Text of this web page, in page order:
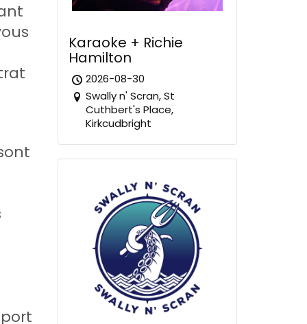
Karaoke + Richie
Hamilton
2026-08-30
Swally n' Scran, St
Cuthbert's Place,
Kirkcudbright